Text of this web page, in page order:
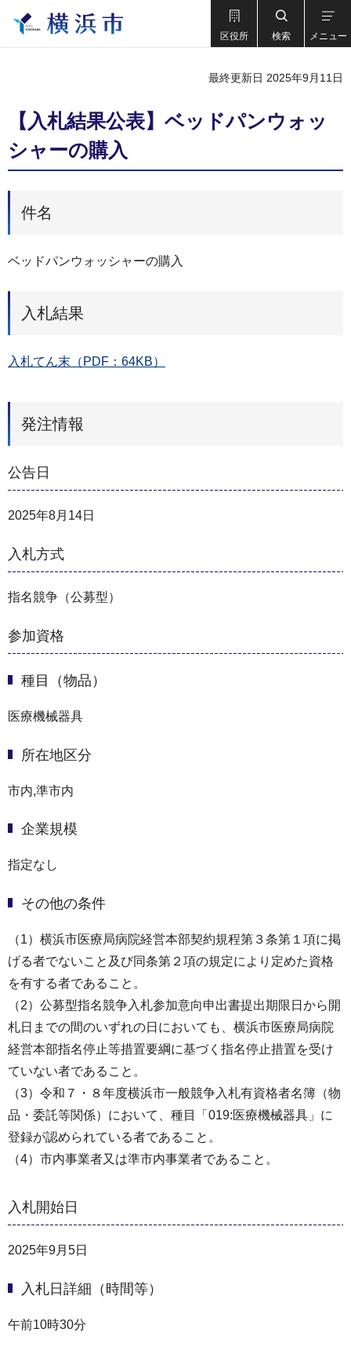
区役所 検索 メニュー
最終更新日 2025年9月11日
【入札結果公表】ベッドパンウォッ
シャーの購入
件名
ベッドパンウォッシャーの購入
入札結果
入札てん末（PDF：64KB）
発注情報
公告日
2025年8月14日
入札方式
指名競争（公募型）
参加資格
種目（物品）
医療機械器具
所在地区分
市内,準市内
企業規模
指定なし
その他の条件
（1）横浜市医療局病院経営本部契約規程第３条第１項に掲
げる者でないこと及び同条第２項の規定により定めた資格
を有する者であること。
（2）公募型指名競争入札参加意向申出書提出期限日から開
札日までの間のいずれの日においても、横浜市医療局病院
経営本部指名停止等措置要綱に基づく指名停止措置を受け
ていない者であること。
（3）令和７・８年度横浜市一般競争入札有資格者名簿（物
品・委託等関係）において、種目「019:医療機械器具」に
登録が認められている者であること。
（4）市内事業者又は準市内事業者であること。
入札開始日
2025年9月5日
入札日詳細（時間等）
午前10時30分